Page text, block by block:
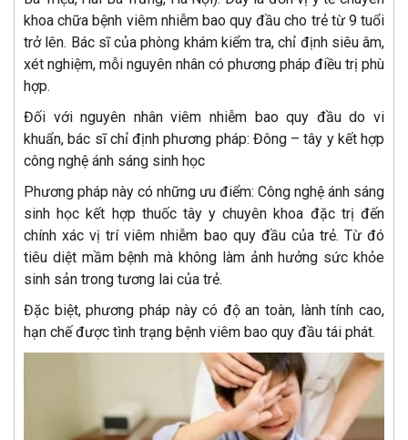
khoa chữa bệnh viêm nhiễm bao quy đầu cho trẻ từ 9 tuổi
trở lên. Bác sĩ của phòng khám kiểm tra, chỉ định siêu âm,
xét nghiệm, mỗi nguyên nhân có phương pháp điều trị phù
hợp.
Đối với nguyên nhân viêm nhiễm bao quy đầu do vi
khuẩn, bác sĩ chỉ định phương pháp: Đông – tây y kết hợp
công nghệ ánh sáng sinh học
Phương pháp này có những ưu điểm: Công nghệ ánh sáng
sinh học kết hợp thuốc tây y chuyên khoa đặc trị đến
chính xác vị trí viêm nhiễm bao quy đầu của trẻ. Từ đó
tiêu diệt mầm bệnh mà không làm ảnh hưởng sức khỏe
sinh sản trong tương lai của trẻ.
Đặc biệt, phương pháp này có độ an toàn, lành tính cao,
hạn chế được tình trạng bệnh viêm bao quy đầu tái phát.